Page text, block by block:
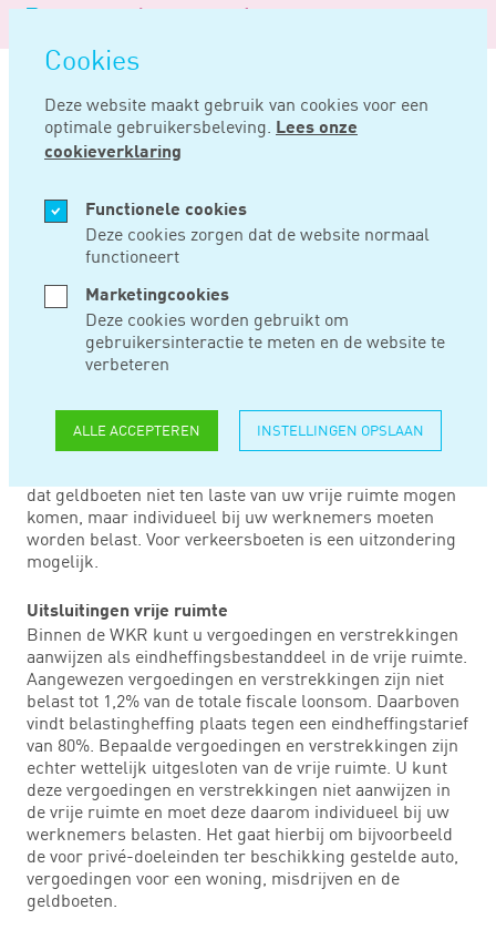
overslaan
Cookies
Deze website maakt gebruik van cookies voor een
optimale gebruikersbeleving. Lees onze
cookieverklaring
Functionele cookies
Deze cookies zorgen dat de website normaal
functioneert
Marketingcookies
Deze cookies worden gebruikt om
gebruikersinteractie te meten en de website te
verbeteren
ALLE ACCEPTEREN INSTELLINGEN OPSLAAN
Logo
Noord
Negentig
Home Nieuws Verkeersboete soms toch belastingvrij
NOV 26, 2015
VERKEERSBOETE
SOMS TOCH
BELASTINGVRIJ
Onder de werkkostenregeling (WKR) zijn belastingvrije
dat geldboeten niet ten laste van uw vrije ruimte mogen
komen, maar individueel bij uw werknemers moeten
worden belast. Voor verkeersboeten is een uitzondering
mogelijk.
Uitsluitingen vrije ruimte
Binnen de WKR kunt u vergoedingen en verstrekkingen
aanwijzen als eindheffingsbestanddeel in de vrije ruimte.
Aangewezen vergoedingen en verstrekkingen zijn niet
belast tot 1,2% van de totale fiscale loonsom. Daarboven
vindt belastingheffing plaats tegen een eindheffingstarief
van 80%. Bepaalde vergoedingen en verstrekkingen zijn
echter wettelijk uitgesloten van de vrije ruimte. U kunt
deze vergoedingen en verstrekkingen niet aanwijzen in
de vrije ruimte en moet deze daarom individueel bij uw
werknemers belasten. Het gaat hierbij om bijvoorbeeld
de voor privé-doeleinden ter beschikking gestelde auto,
vergoedingen voor een woning, misdrijven en de
geldboeten.